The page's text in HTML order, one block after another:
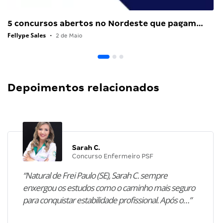
5 concursos abertos no Nordeste que pagam…
Fellype Sales • 2 de Maio
Depoimentos relacionados
Sarah C.
Concurso Enfermeiro PSF
“Natural de Frei Paulo (SE), Sarah C. sempre
enxergou os estudos como o caminho mais seguro
para conquistar estabilidade profissional. Após o…”